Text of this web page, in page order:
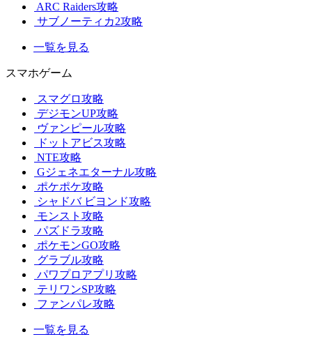
ARC Raiders攻略
サブノーティカ2攻略
一覧を見る
スマホゲーム
スマグロ攻略
デジモンUP攻略
ヴァンピール攻略
ドットアビス攻略
NTE攻略
Gジェネエターナル攻略
ポケポケ攻略
シャドバ ビヨンド攻略
モンスト攻略
パズドラ攻略
ポケモンGO攻略
グラブル攻略
パワプロアプリ攻略
テリワンSP攻略
ファンパレ攻略
一覧を見る